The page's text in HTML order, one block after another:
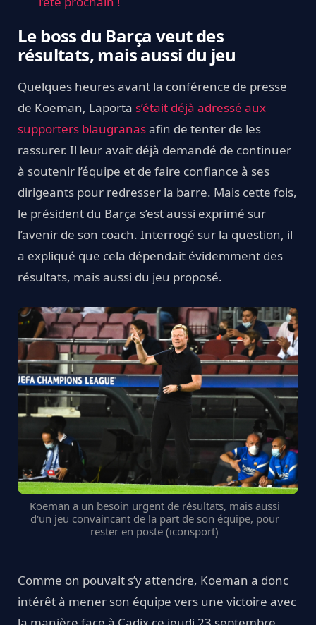
Le boss du Barça veut des
résultats, mais aussi du jeu
Quelques heures avant la conférence de presse
de Koeman, Laporta s’était déjà adressé aux
supporters blaugranasafin de tenter de les
rassurer. Il leur avait déjà demandé de continuer
à soutenir l’équipe et de faire confiance à ses
dirigeants pour redresser la barre. Mais cette fois,
le président du Barça s’est aussi exprimé sur
l’avenir de son coach. Interrogé sur la question, il
a expliqué que cela dépendait évidemment des
résultats, mais aussi du jeu proposé.
Koeman a un besoin urgent de résultats, mais aussi
d'un jeu convaincant de la part de son équipe, pour
rester en poste (iconsport)
Comme on pouvait s’y attendre, Koeman a donc
intérêt à mener son équipe vers une victoire avec